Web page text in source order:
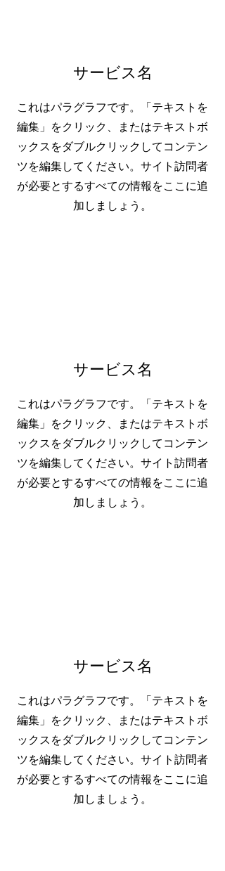
サービス名
これはパラグラフです。「テキストを
編集」をクリック、またはテキストボ
ックスをダブルクリックしてコンテン
ツを編集してください。サイト訪問者
が必要とするすべての情報をここに追
加しましょう。
サービス名
これはパラグラフです。「テキストを
編集」をクリック、またはテキストボ
ックスをダブルクリックしてコンテン
ツを編集してください。サイト訪問者
が必要とするすべての情報をここに追
加しましょう。
サービス名
これはパラグラフです。「テキストを
編集」をクリック、またはテキストボ
ックスをダブルクリックしてコンテン
ツを編集してください。サイト訪問者
が必要とするすべての情報をここに追
加しましょう。